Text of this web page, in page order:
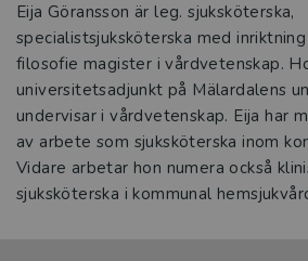
Eija Göransson är leg. sjuksköterska,
specialistsjuksköterska med
filosofie magister i vårdvetenskap.
universitetsadjunkt på Mälardalens
undervisar i vårdvetenskap. Eija har
av arbete som sjuksköterska inom
Vidare arbetar hon numera också
sjuksköterska i kommunal